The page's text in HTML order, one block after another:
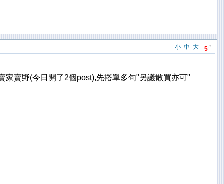
5#
大
中
小
賣野(今日開了2個post),先撘單多句"另議散買亦可"